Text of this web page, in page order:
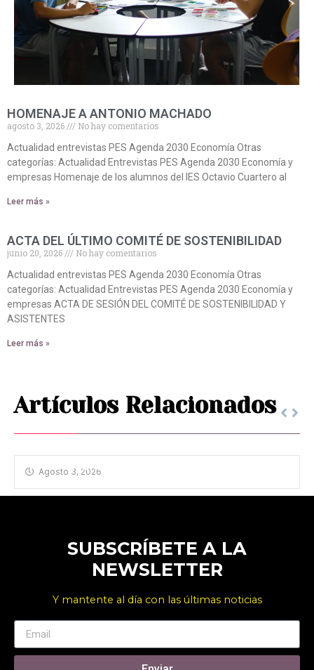
HOMENAJE A ANTONIO MACHADO
agosto 3, 2026
No hay comentarios
Actualidad entrevistas PES Agenda 2030 Economía Otras
categorías: Actualidad Entrevistas PES Agenda 2030 Economía y
empresas Homenaje de los alumnos del IES Octavio Cuartero al
Leer más »
ACTA DEL ÚLTIMO COMITÉ DE SOSTENIBILIDAD
junio 20, 2026
No hay comentarios
Actualidad entrevistas PES Agenda 2030 Economía Otras
categorías: Actualidad Entrevistas PES Agenda 2030 Economía y
empresas ACTA DE SESIÓN DEL COMITÉ DE SOSTENIBILIDAD Y
ASISTENTES
Leer más »
Artículos Relacionados
HOMENAJE A ANTONIO MACHADO
Agosto 3, 2026
SUBSCRÍBETE A LA
NEWSLETTER
Y mantente al día con las últimas noticias